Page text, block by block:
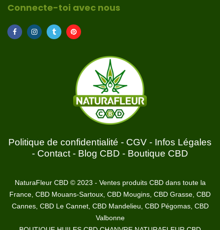
Connecte-toi avec nous
Politique de confidentialité - CGV - Infos Légales
- Contact - Blog CBD - Boutique CBD
NaturaFleur CBD © 2023 - Ventes produits CBD dans toute la
France, CBD Mouans-Sartoux, CBD Mougins, CBD Grasse, CBD
Cannes, CBD Le Cannet, CBD Mandelieu, CBD Pégomas, CBD
Valbonne